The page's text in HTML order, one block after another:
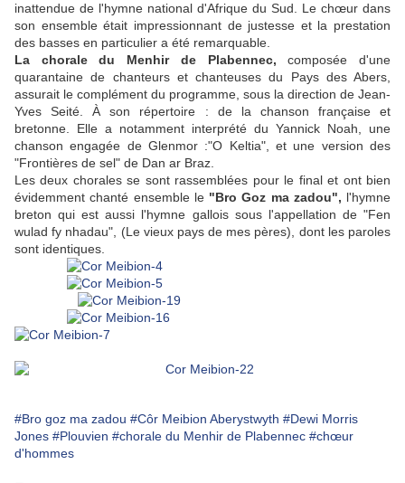
inattendue de l'hymne national d'Afrique du Sud. Le chœur dans
son ensemble était impressionnant de justesse et la prestation
des basses en particulier a été remarquable.
La chorale du Menhir de Plabennec,composée d'une
quarantaine de chanteurs et chanteuses du Pays des Abers,
assurait le complément du programme, sous la direction de Jean-
Yves Seité. À son répertoire : de la chanson française et
bretonne. Elle a notamment interprété du Yannick Noah, une
chanson engagée de Glenmor :"O Keltia", et une version des
"Frontières de sel" de Dan ar Braz.
Les deux chorales se sont rassemblées pour le final et ont bien
évidemment chanté ensemble le"Bro Goz ma zadou", l'hymne
breton qui est aussi l'hymne gallois sous l'appellation de "Fen
wulad fy nhadau", (Le vieux pays de mes pères), dont les paroles
sont identiques.
#Bro goz ma zadou #Côr Meibion Aberystwyth #Dewi Morris
Jones #Plouvien #chorale du Menhir de Plabennec #chœur
d'hommes